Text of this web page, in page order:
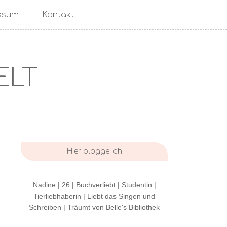
Kontakt
Hier blogge ich
Nadine | 26 | Buchverliebt | Studentin |
Tierliebhaberin | Liebt das Singen und
Schreiben | Träumt von Belle's Bibliothek